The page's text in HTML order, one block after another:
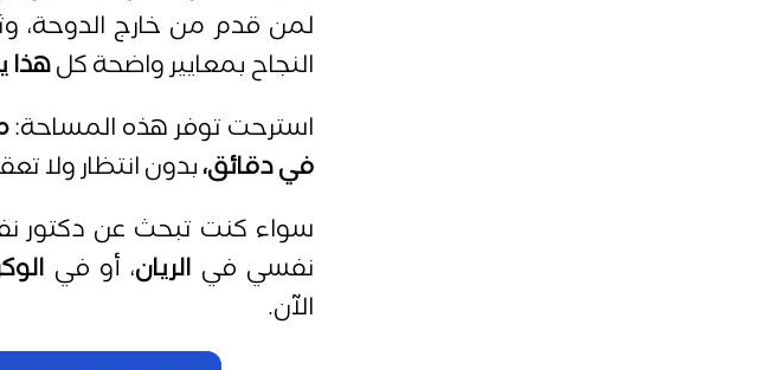
لمن قدم من خارج الدوحة،
النجاح بمعايير واضحة كل هذا
استرحت توفر هذه المساحة:
في دقائق، بدون انتظار ولا
سواء كنت تبحث عن دكتور
نفسي في
الريان، أو في
الآن.